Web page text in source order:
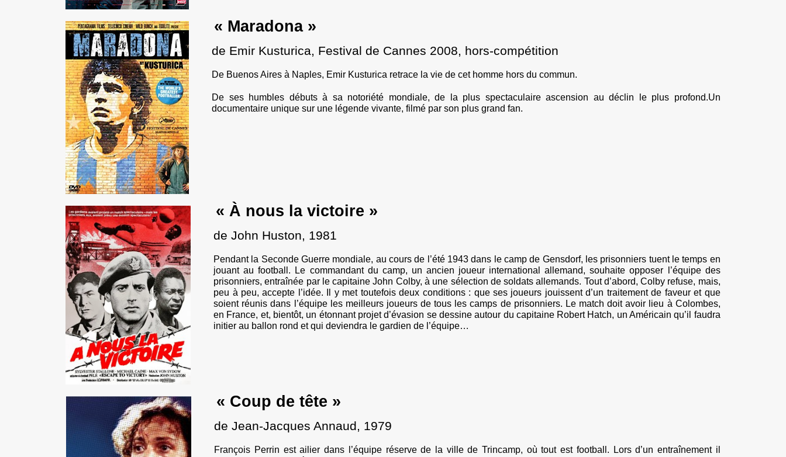
« Maradona »
de Emir Kusturica, Festival de Cannes 2008, hors-compétition
De Buenos Aires à Naples, Emir Kusturica retrace la vie de cet homme hors du commun.
De ses humbles débuts à sa notoriété mondiale, de la plus spectaculaire ascension au déclin le plus profond.Un
documentaire unique sur une légende vivante, filmé par son plus grand fan.
« À nous la victoire »
de John Huston, 1981
Pendant la Seconde Guerre mondiale, au cours de l’été 1943 dans le camp de Gensdorf, les prisonniers tuent le temps en
jouant au football. Le commandant du camp, un ancien joueur international allemand, souhaite opposer l’équipe des
prisonniers, entraînée par le capitaine John Colby, à une sélection de soldats allemands. Tout d’abord, Colby refuse, mais,
peu à peu, accepte l’idée. Il y met toutefois deux conditions : que ses joueurs jouissent d’un traitement de faveur et que
soient réunis dans l’équipe les meilleurs joueurs de tous les camps de prisonniers. Le match doit avoir lieu à Colombes,
en France, et, bientôt, un étonnant projet d’évasion se dessine autour du capitaine Robert Hatch, un Américain qu’il faudra
initier au ballon rond et qui deviendra le gardien de l’équipe…
« Coup de tête »
de Jean-Jacques Annaud, 1979
François Perrin est ailier dans l’équipe réserve de la ville de Trincamp, où tout est football. Lors d’un entraînement il